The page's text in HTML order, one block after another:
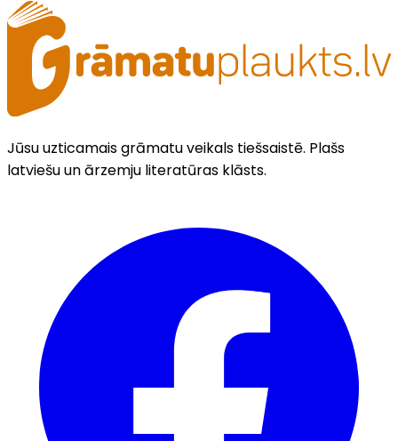
Jūsu uzticamais grāmatu veikals tiešsaistē. Plašs
latviešu un ārzemju literatūras klāsts.